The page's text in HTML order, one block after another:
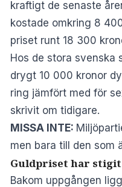
kraftigt de senaste
kostade omkring 8
priset runt 18 300
Hos de stora svenska
drygt 10 000 kronor
ring jämfört med för
skrivit om tidigare.
MISSA INTE:
men bara till den som
Guldpriset har
Bakom uppgången